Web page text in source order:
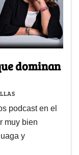
dominan
podcast en el
muy bien
y